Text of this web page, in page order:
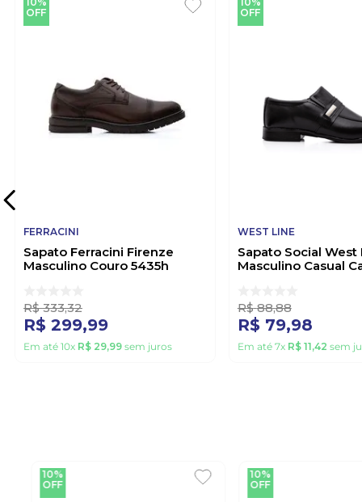
OFF
FERRACINI
Sapato Ferracini Firenze
Masculino Couro 5435h
R$ 333,32
R$ 299,99
Em até 10x R$ 29,99sem juros
OFF
WEST LINE
Sapato Social West
Masculino Casual
R$ 88,88
R$ 79,98
Em até 7x R$ 11,42 sem
10%
OFF
10%
OFF